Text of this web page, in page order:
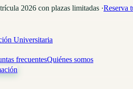
2026 con plazas limitadas ·Reserva
Universitaria
frecuentesQuiénes somos